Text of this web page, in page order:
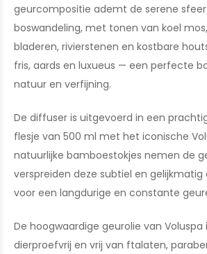
geurcompositie ademt de serene
boswandeling, met tonen van koel
bladeren, rivierstenen en kostbare
fris, aards en luxueus — een perfecte
natuur en verfijning.
De diffuser is uitgevoerd in een
flesje van 500 ml met het iconische
natuurlijke bamboestokjes nemen de
verspreiden deze subtiel en
voor een langdurige en constante
De hoogwaardige geurolie van Voluspa
dierproefvrij en vrij van ftalaten,